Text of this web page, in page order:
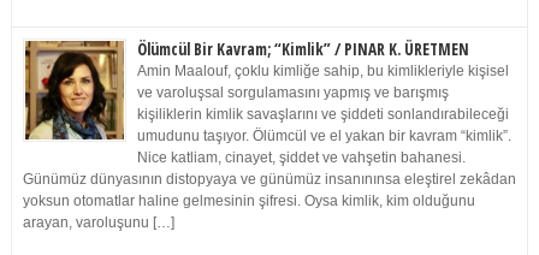
Ölümcül Bir Kavram; “Kimlik” / PINAR K. ÜRETMEN
Amin Maalouf, çoklu kimliğe sahip, bu kimlikleriyle kişisel
ve varoluşsal sorgulamasını yapmış ve barışmış
kişiliklerin kimlik savaşlarını ve şiddeti sonlandırabileceği
umudunu taşıyor. Ölümcül ve el yakan bir kavram “kimlik”.
Nice katliam, cinayet, şiddet ve vahşetin bahanesi.
Günümüz dünyasının distopyaya ve günümüz insanınınsa eleştirel zekâdan
yoksun otomatlar haline gelmesinin şifresi. Oysa kimlik, kim olduğunu
arayan, varoluşunu […]